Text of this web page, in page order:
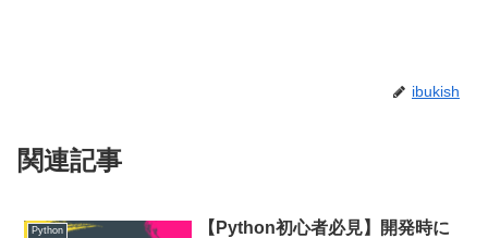
ibukish
関連記事
Python
【Python初心者必見】開発時に